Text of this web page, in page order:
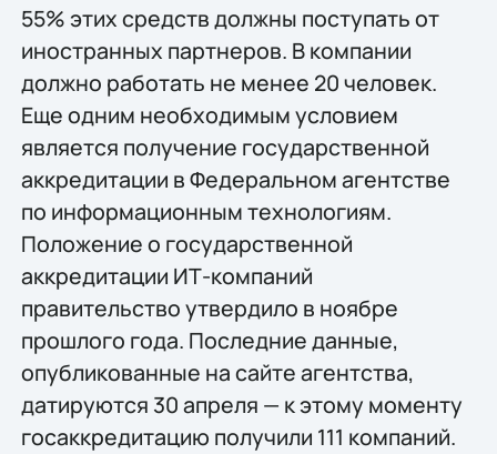
55% этих средств должны поступать от
иностранных партнеров. В компании
должно работать не менее 20 человек.
Еще одним необходимым условием
является получение государственной
аккредитации в Федеральном агентстве
по информационным технологиям.
Положение о государственной
аккредитации ИТ-компаний
правительство утвердило в ноябре
прошлого года. Последние данные,
опубликованные на сайте агентства,
датируются 30 апреля — к этому моменту
госаккредитацию получили 111 компаний.